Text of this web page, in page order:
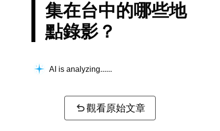
集在台中的哪些地
點錄影？
AI is analyzing...
觀看原始文章